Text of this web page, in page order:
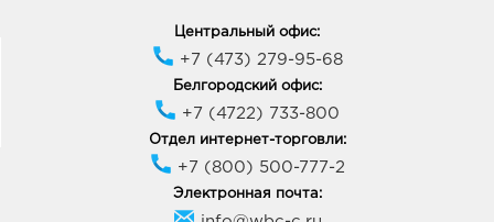
Центральный офис:
+7 (473) 279-95-68
Белгородский офис:
+7 (4722) 733-800
Отдел интернет-торговли:
+7 (800) 500-777-2
Электронная почта: